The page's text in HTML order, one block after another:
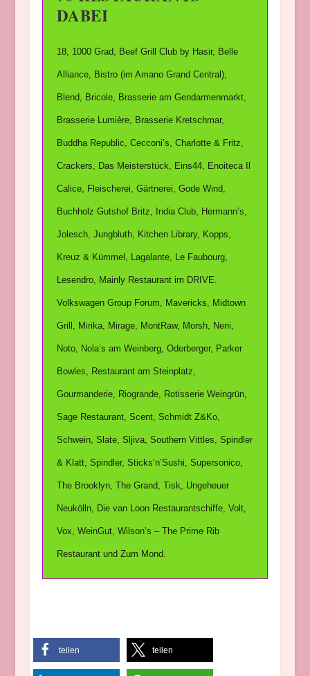
DABEI
18, 1000 Grad, Beef Grill Club by Hasir, Belle
Alliance, Bistro (im Amano Grand Central),
Blend, Bricole, Brasserie am Gendarmenmarkt,
Brasserie Lumière, Brasserie Kretschmar,
Buddha Republic, Cecconi’s, Charlotte & Fritz,
Crackers, Das Meisterstück, Eins44, Enoiteca Il
Calice, Fleischerei, Gärtnerei, Gode Wind,
Buchholz Gutshof Britz, India Club, Hermann’s,
Jolesch, Jungbluth, Kitchen Library, Kopps,
Kreuz & Kümmel, Lagalante, Le Faubourg,
Lesendro, Mainly Restaurant im DRIVE.
Volkswagen Group Forum, Mavericks, Midtown
Grill, Mirika, Mirage, MontRaw, Morsh, Neni,
Noto, Nola’s am Weinberg, Oderberger, Parker
Bowles, Restaurant am Steinplatz,
Gourmanderie, Riogrande, Rotisserie Weingrün,
Sage Restaurant, Scent, Schmidt Z&Ko,
Schwein, Slate, Sljiva, Southern Vittles, Spindler
& Klatt, Spindler, Sticks’n’Sushi, Supersonico,
The Brooklyn, The Grand, Tisk, Ungeheuer
Neukölln, Die van Loon Restaurantschiffe, Volt,
Vox, WeinGut, Wilson’s – The Prime Rib
Restaurant und Zum Mond.
teilen teilen